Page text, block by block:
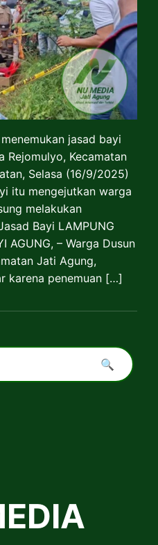
jasad bayi
Rejomulyo, Kecamatan
Selasa (16/9/2025)
itu mengejutkan warga
melakukan
Bayi LAMPUNG
AGUNG, – Warga Dusun
Jati Agung,
karena penemuan […]
🔍